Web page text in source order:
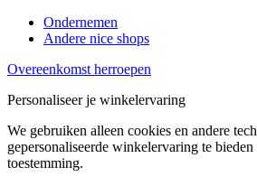
Ondernemen
Andere nice shops
Overeenkomst herroepen
Personaliseer je winkelervaring
We gebruiken alleen cookies en andere
gepersonaliseerde winkelervaring te
toestemming.